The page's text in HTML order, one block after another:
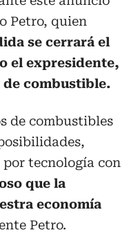
Petro, quien
se cerrará el
el expresidente,
combustible.
de combustibles
tecnología con
que la
economía
Petro.